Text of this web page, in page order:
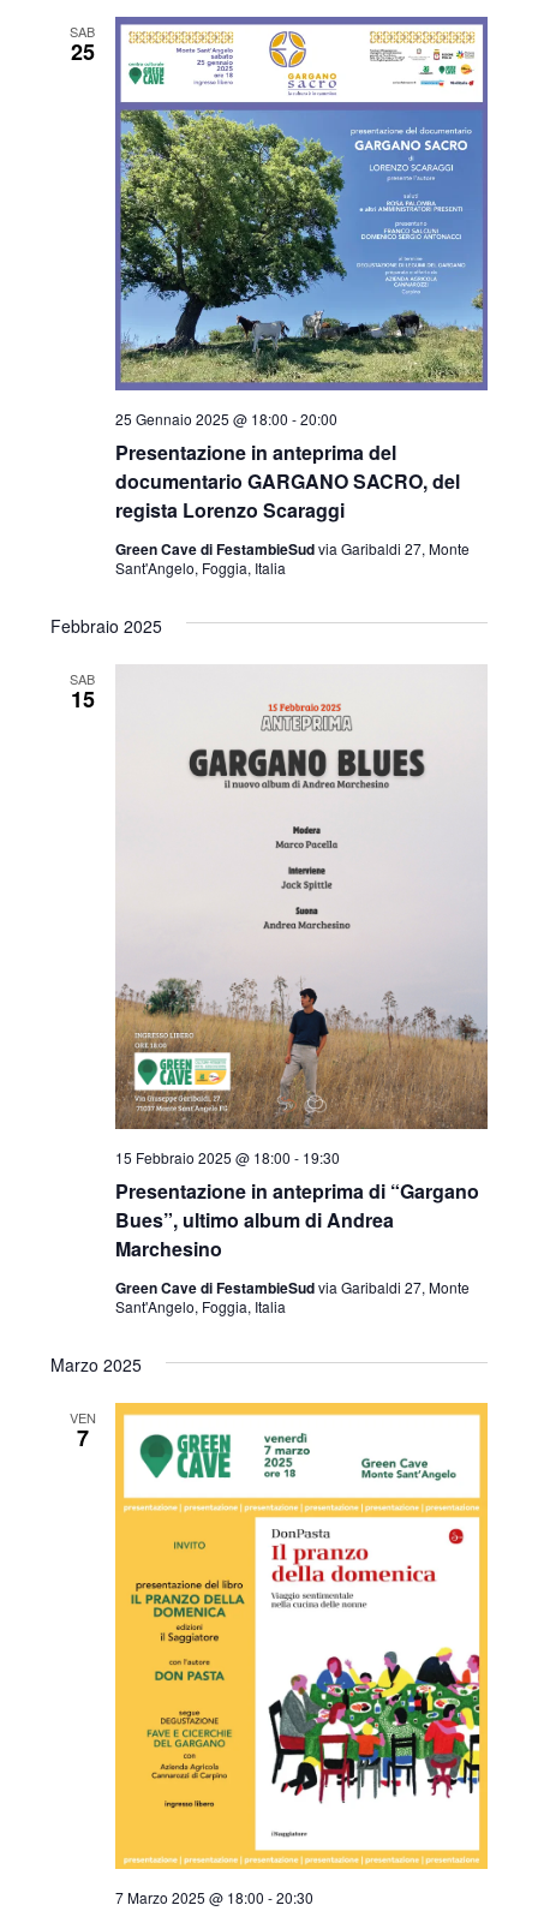
SAB
25
Presentazione in anteprima del
documentario GARGANO SACRO, del
regista Lorenzo Scaraggi
25 Gennaio 2025 @ 18:00 -20:00
Green Cave di FestambieSudvia Garibaldi 27, Monte
Sant'Angelo, Foggia, Italia
Febbraio 2025
SAB
15
Presentazione in anteprima di “Gargano
Bues”, ultimo album di Andrea
Marchesino
15 Febbraio 2025 @ 18:00 - 19:30
Green Cave di FestambieSudvia Garibaldi 27, Monte
Sant'Angelo, Foggia, Italia
Marzo 2025
VEN
7
7 Marzo 2025 @ 18:00 -20:30